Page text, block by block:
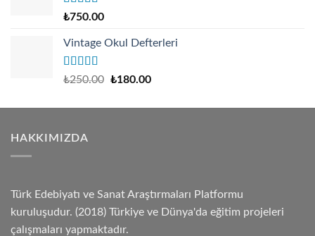
Rated4.67
₺750.00
Vintage Okul Defterleri
Rated
₺250.00 Original
was:
₺180.00Current
is:
HAKKIMIZDA
Türk Edebiyatı ve Sanat Araştırmaları Platformu
kuruluşudur. (2018) Türkiye ve Dünya'da eğitim projeleri
çalışmaları yapmaktadır.